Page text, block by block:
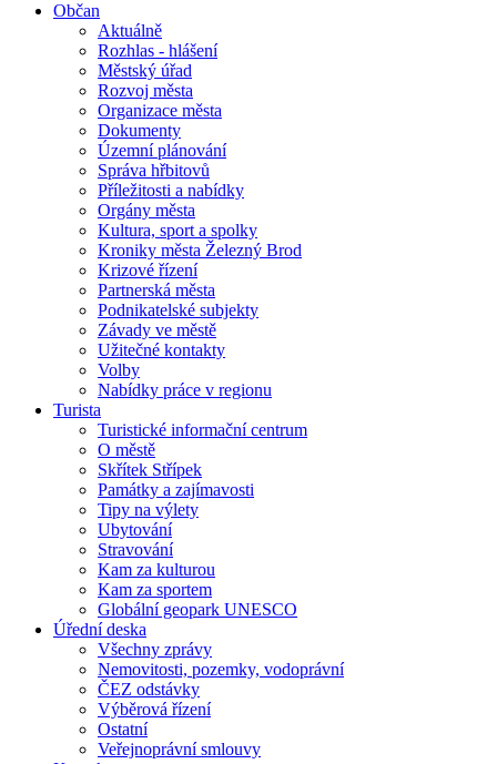
Občan
Aktuálně
Rozhlas - hlášení
Městský úřad
Rozvoj města
Organizace města
Dokumenty
Územní plánování
Správa hřbitovů
Příležitosti a nabídky
Orgány města
Kultura, sport a spolky
Kroniky města Železný Brod
Krizové řízení
Partnerská města
Podnikatelské subjekty
Závady ve městě
Užitečné kontakty
Volby
Nabídky práce v regionu
Turista
Turistické informační centrum
O městě
Skřítek Střípek
Památky a zajímavosti
Tipy na výlety
Ubytování
Stravování
Kam za kulturou
Kam za sportem
Globální geopark UNESCO
Úřední deska
Všechny zprávy
Nemovitosti, pozemky, vodoprávní
ČEZ odstávky
Výběrová řízení
Ostatní
Veřejnoprávní smlouvy